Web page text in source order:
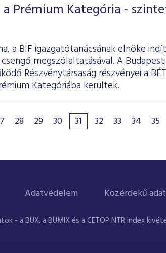
Prémium Kategória -
a BIF igazgatótanácsának elnöke
megszólaltatásával. A
Részvénytársaság részvényei a
Kategóriába kerültek.
28 29 30 31 32 33 34 35
Adatvédelem Közérdekű
- a BUX, a BUMIX és a CETOP NTR index